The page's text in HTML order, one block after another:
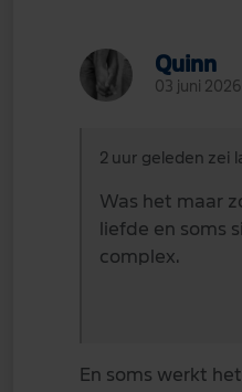
Quinn
03 juni 2026
2 uur geleden zei
Was het maar
liefde en soms
complex.
En soms werkt